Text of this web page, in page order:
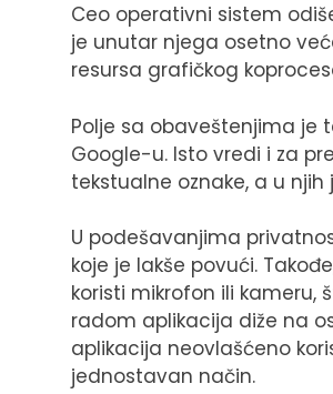
Ceo operativni sistem
je unutar njega osetno
resursa grafičkog
Polje sa obaveštenjima je
Google-u. Isto vredi i za
tekstualne oznake, a u
U podešavanjima
koje je lakše povući.
koristi mikrofon ili kameru,
radom aplikacija diže na
aplikacija neovlašćeno
jednostavan način.